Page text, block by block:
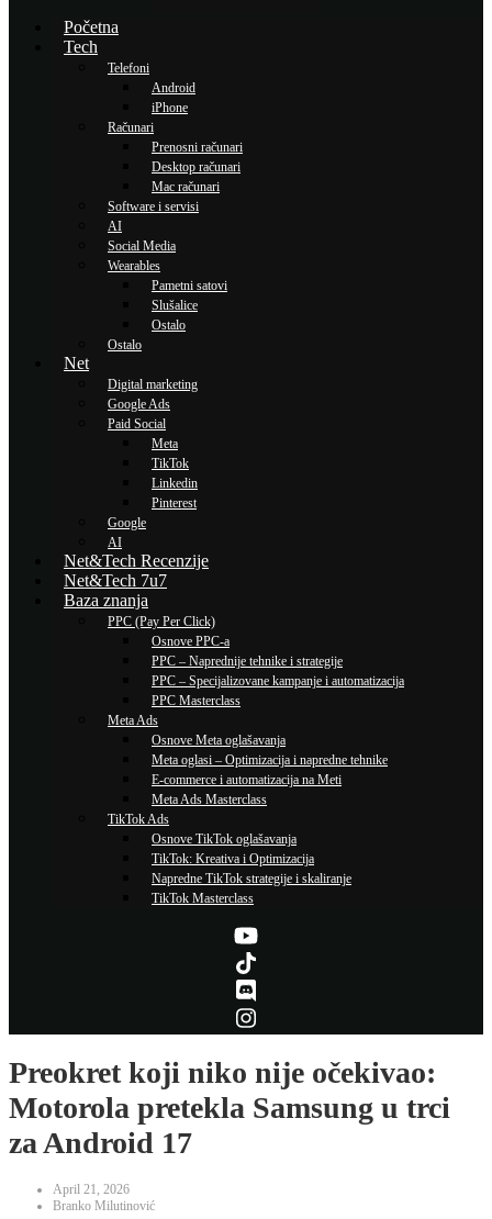
Početna
Tech
Telefoni
Android
iPhone
Računari
Prenosni računari
Desktop računari
Mac računari
Software i servisi
AI
Social Media
Wearables
Pametni satovi
Slušalice
Ostalo
Ostalo
Net
Digital marketing
Google Ads
Paid Social
Meta
TikTok
Linkedin
Pinterest
Google
AI
Net&Tech Recenzije
Net&Tech 7u7
Baza znanja
PPC (Pay Per Click)
Osnove PPC-a
PPC – Naprednije tehnike i strategije
PPC – Specijalizovane kampanje i automatizacija
PPC Masterclass
Meta Ads
Osnove Meta oglašavanja
Meta oglasi – Optimizacija i napredne tehnike
E-commerce i automatizacija na Meti
Meta Ads Masterclass
TikTok Ads
Osnove TikTok oglašavanja
TikTok: Kreativa i Optimizacija
Napredne TikTok strategije i skaliranje
TikTok Masterclass
Preokret koji niko nije očekivao:
Motorola pretekla Samsung u trci
za Android 17
April 21, 2026
Branko Milutinović